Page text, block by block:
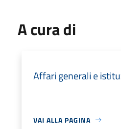
A cura di
Affari generali e
VAI ALLA PAGINA